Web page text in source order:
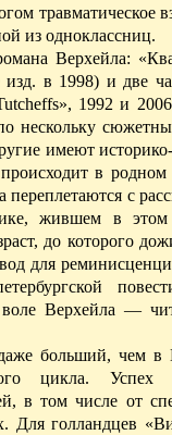
травматическое
из одноклассниц.
Верхейла:
изд. в 1998) и две
», 1992 и
нескольку
имеют
в родном
переплетаются с
жившем в
до которого
для
волеВерхейла —
больший, чем в
цикла. Успех
в том числе от
Для голландцев